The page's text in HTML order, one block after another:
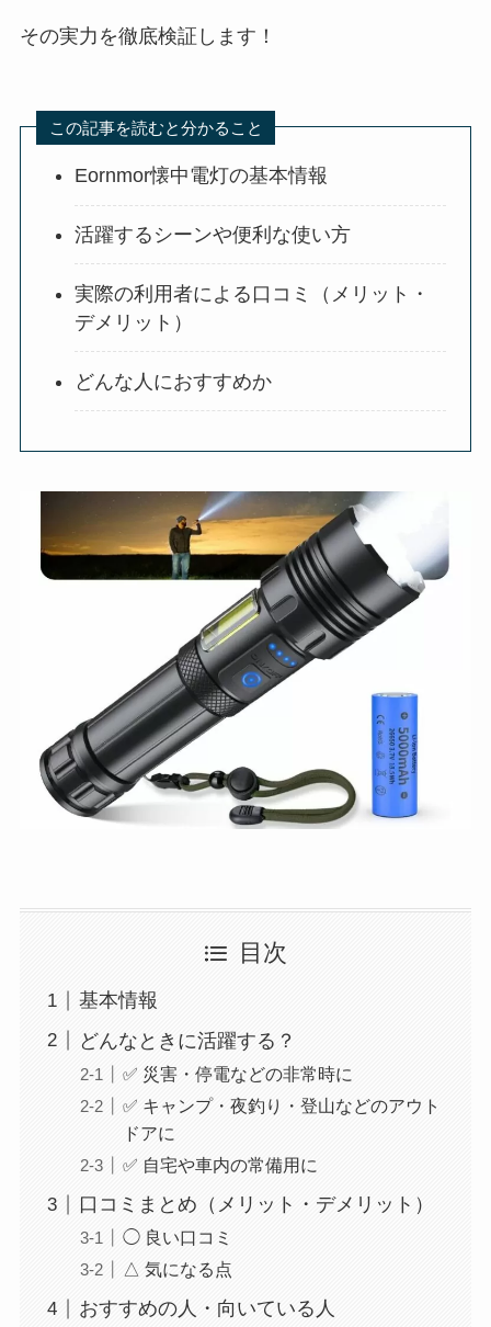
その実力を徹底検証します！
この記事を読むと分かること
Eornmor懐中電灯の基本情報
活躍するシーンや便利な使い方
実際の利用者による口コミ（メリット・
デメリット）
どんな人におすすめか
目次
基本情報
どんなときに活躍する？
✅ 災害・停電などの非常時に
✅ キャンプ・夜釣り・登山などのアウト
ドアに
✅ 自宅や車内の常備用に
口コミまとめ（メリット・デメリット）
◯ 良い口コミ
△ 気になる点
おすすめの人・向いている人